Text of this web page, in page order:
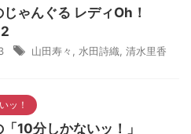
ゃんぐる レディOh！
山田寿々 水田詩織 清水里香
ッ！
10分しかないッ！」